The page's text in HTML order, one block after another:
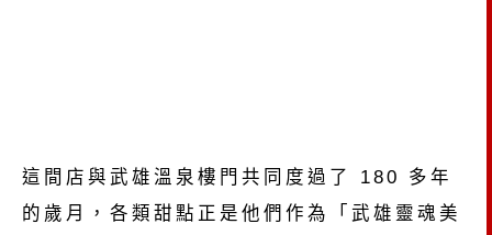
這間店與武雄溫泉樓門共同度過了 180 多年
的歲月，各類甜點正是他們作為「武雄靈魂美